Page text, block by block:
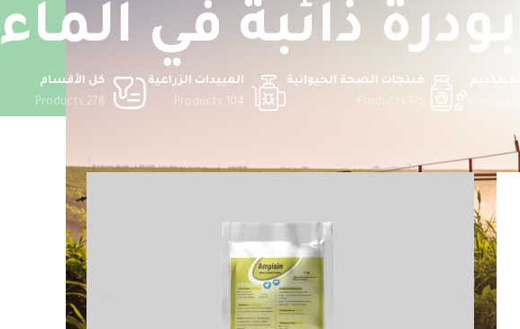
بودرة ذائبة في الماء
المطاعيم
منتجات الصحة الحيوانية
المبيدات الزراعية
104 Products
كل الأقسام
278 Products